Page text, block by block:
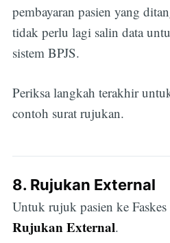
pembayaran pasien yang
tidak perlu lagi salin data
sistem BPJS.
Periksa langkah terakhir
contoh surat rujukan.
8. Rujukan External
Untuk rujuk pasien ke
Rujukan External.